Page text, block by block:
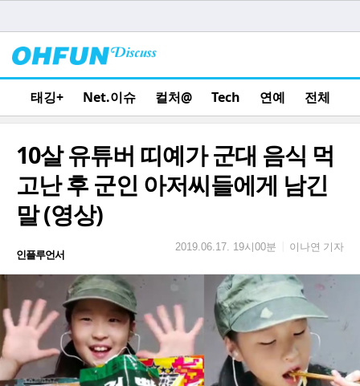
태깅+ Net.이슈 컬처@ Tech 연예 전체
10살 유튜버 띠예가 군대 음식 먹
고난 후 군인 아저씨들에게 남긴
말 (영상)
인플루언서
2019.06.17. 19시00분 이나연 기자